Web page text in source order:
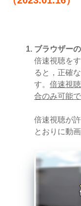
ブラウザー
倍速視聴を
ると，正確
す。 倍速視
合のみ可能で
倍速視聴が
とおりに動